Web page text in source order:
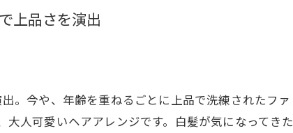
上品さを演出
。今や、年齢を重ねるごとに上品で洗練されたフ
人可愛いヘアアレンジです。白髪が気になってき